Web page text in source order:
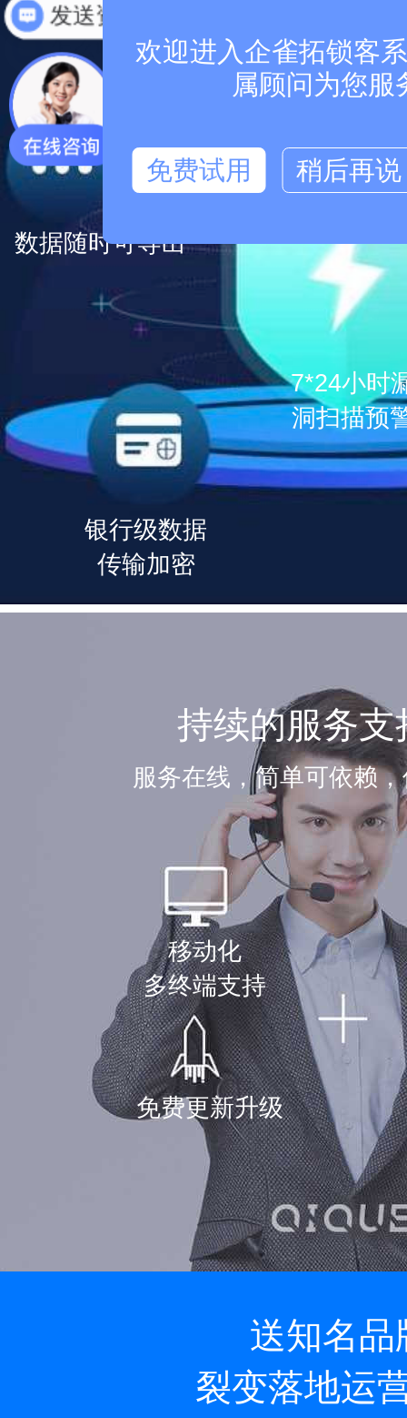
高安全、高可靠的
全方位保障您的
数据随时可导出
银行级数据
传输加密
7*24小时
洞扫描预
持续的服务支
服务在线，简单可依赖
移动化
多终端支持
免费更新升级
送知名品
裂变落地运
怎么收费
欢迎进入企雀拓锁客
属顾问为您服
免费试用 稍后再说